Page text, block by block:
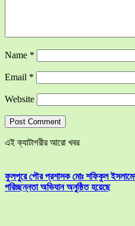
Name *
Email *
Website
এই ক্যাটাগরীর আরো খবর
ফুলপুরে পৌর প্রশাসক মোঃ শফিকুল
পরিচ্ছন্নতা অভিযান অনুষ্ঠিত হয়েছে